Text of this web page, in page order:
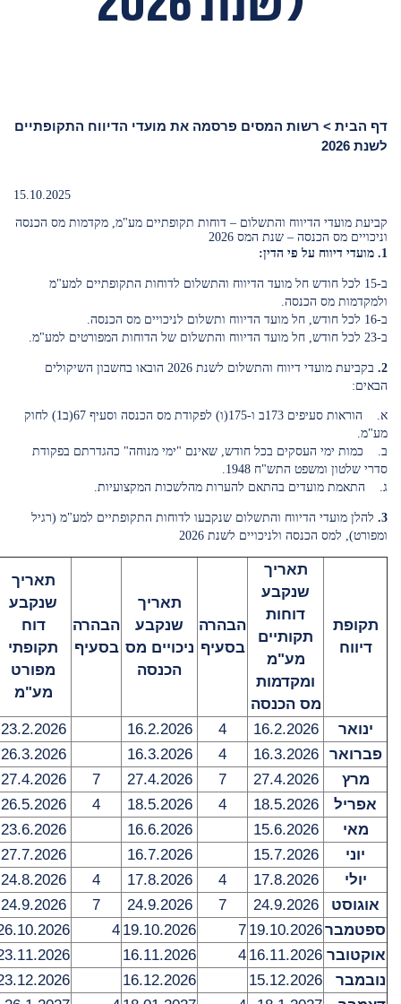
דף הבית > רשות המסים פרסמה את מועדי הדיווח התקופתיים
לשנת 2026
15.10.2025
קביעת מועדי הדיווח והתשלום – דוחות תקופתיים מע"מ, מקדמות מס הכנסה
וניכויים מס הכנסה – שנת המס 2026
1. מועדי דיווח על פי הדין:
ב-15 לכל חודש חל מועד הדיווח והתשלום לדוחות התקופתיים למע"מ
ולמקדמות מס הכנסה.
ב-16 לכל חודש, חל מועד הדיווח ותשלום לניכויים מס הכנסה.
ב-23 לכל חודש, חל מועד הדיווח והתשלום של הדוחות המפורטים למע"מ.
2.
בקביעת מועדי דיווח והתשלום לשנת 2026 הובאו בחשבון השיקולים
הבאים:
א. הוראות סעיפים 173ב ו-175(ו) לפקודת מס הכנסה וסעיף 67(ב1) לחוק
מע"מ.
ב. כמות ימי העסקים בכל חודש, שאינם "ימי מנוחה" כהגדרתם בפקודת
סדרי שלטון ומשפט התש"ח 1948.
ג. התאמת מועדים בהתאם להערות מהלשכות המקצועיות.
3. להלן מועדי הדיווח והתשלום שנקבעו לדוחות התקופתיים למע"מ (רגיל
ומפורט), למס הכנסה ולניכויים לשנת 2026
תקופת
דיווח
תאריך
שנקבע
דוחות
תקותיים
מע"מ
ומקדמות
מס הכנסה
הבהרה
בסעיף
תאריך
שנקבע
ניכויים מס
הכנסה
הבהרה
בסעיף
תאריך
שנקבע
דוח
תקופתי
מפורט
מע"מ
ינואר 16.2.2026
4
16.2.2026
23.2.2026
פברואר
16.3.2026
4
16.3.2026
26.3.2026
מרץ
27.4.2026
7
27.4.2026
7
27.4.2026
אפריל
18.5.2026
4
18.5.2026
4
26.5.2026
מאי
15.6.2026
16.6.2026
23.6.2026
יוני
15.7.2026
16.7.2026
27.7.2026
יולי
17.8.2026
4
17.8.2026
4
24.8.2026
אוגוסט
24.9.2026
7
24.9.2026
7
24.9.2026
ספטמבר19.10.2026
7
19.10.2026
4
אוקטובר 16.11.2026
4
16.11.2026
נובמבר
15.12.2026
16.12.2026